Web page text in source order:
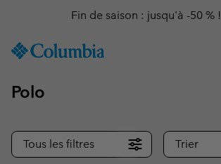
TO
SKIP
NAV
SKIP
Fin de saison : jusqu'à -50 % !
Polo
Tous les filtres Trier